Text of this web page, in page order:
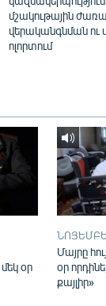
կայքերը
մշակութային
վերականգնման
ոլորտում
օր
Մայրը
օր
քայլիր»